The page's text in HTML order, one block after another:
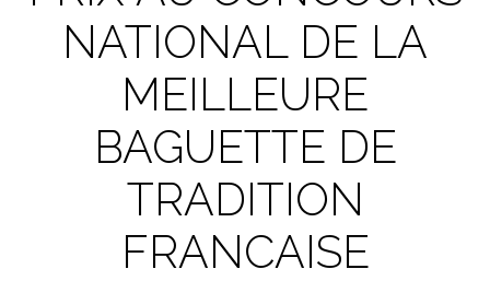
NATIONAL DE LA
MEILLEURE
BAGUETTE DE
TRADITION
FRANCAISE